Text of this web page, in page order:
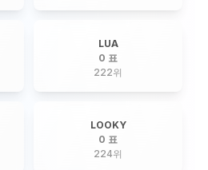
LUA
0 표
222위
LOOKY
0 표
224위